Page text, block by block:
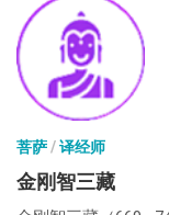
菩萨/译经师
金刚智三藏